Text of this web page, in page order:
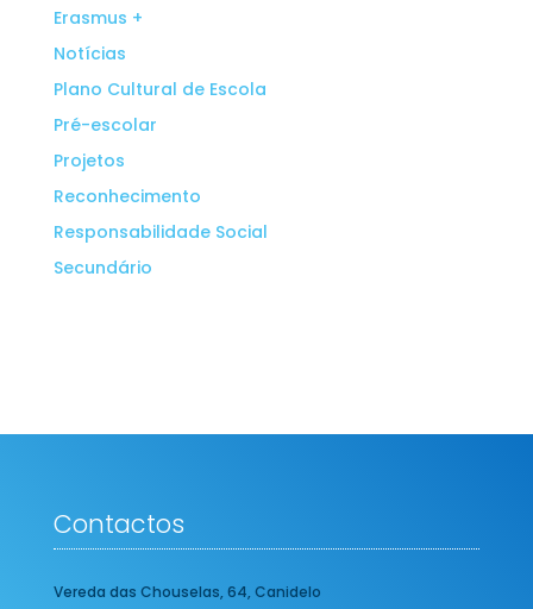
Erasmus +
Notícias
Plano Cultural de Escola
Pré-escolar
Projetos
Reconhecimento
Responsabilidade Social
Secundário
Contactos
Vereda das Chouselas, 64, Canidelo